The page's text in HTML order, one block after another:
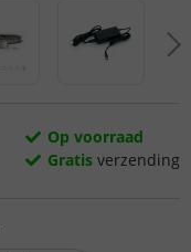
Op voorraad
Gratis verzending